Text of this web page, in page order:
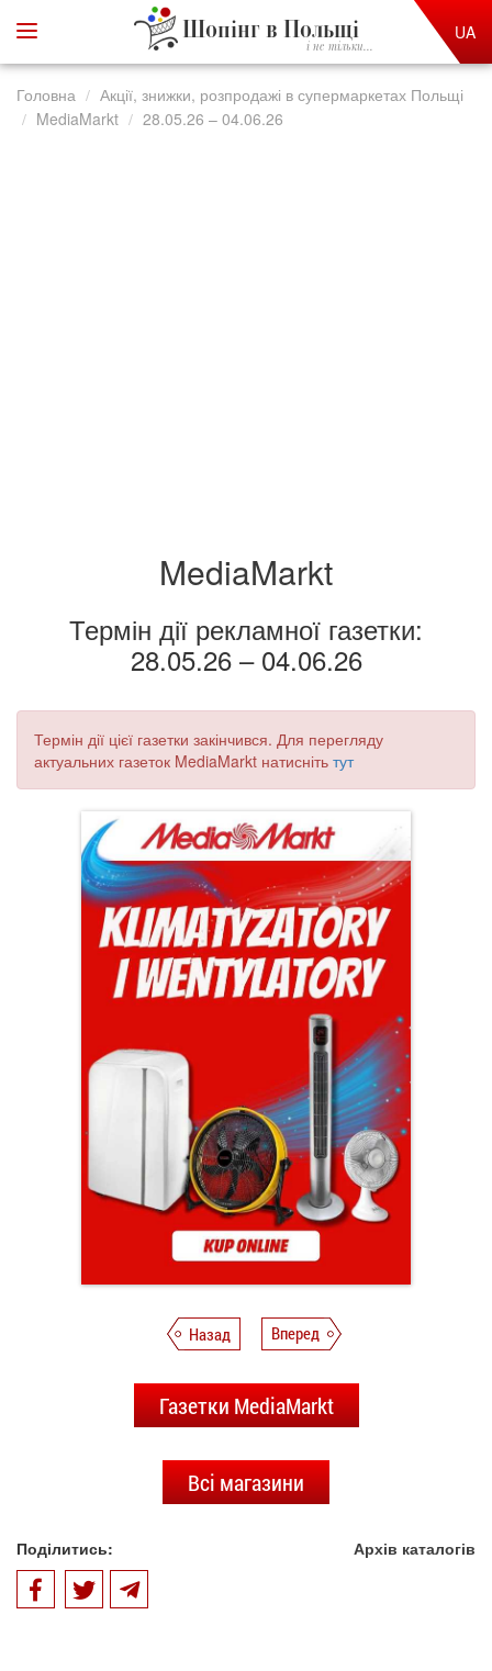
Шопінг в Польщі
і не тільки...
UA
Головна
Акції, знижки, розпродажі в супермаркетах Польщі
MediaMarkt
28.05.26 – 04.06.26
MediaMarkt
Термін дії рекламної газетки:
28.05.26 – 04.06.26
Термін дії цієї газетки закінчився. Для перегляду
актуальних газеток MediaMarkt натисніть тут
Назад Вперед
Газетки MediaMarkt
Всі магазини
Поділитись: Архів каталогів